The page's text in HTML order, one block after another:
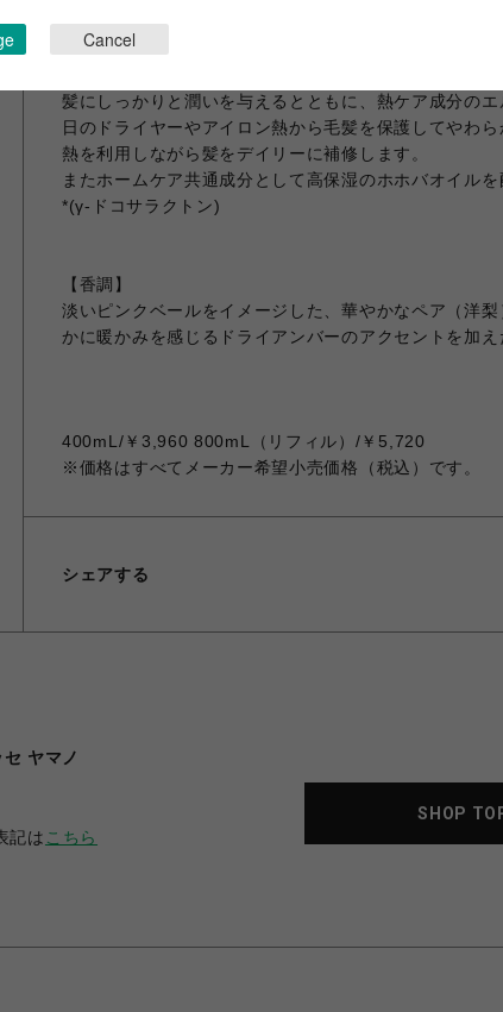
●熱を利用して毛髪ケア
髪にしっかりと潤いを与えるとともに、熱ケア成分の
日のドライヤーやアイロン熱から毛髪を保護してやわら
熱を利用しながら髪をデイリーに補修します。
またホームケア共通成分として高保湿のホホバオイルを
*(γ-ドコサラクトン)
【香調】
淡いピンクベールをイメージした、華やかなペア（洋
かに暖かみを感じるドライアンバーのアクセントを加え
400mL/￥3,960 800mL（リフィル）/￥5,720
※価格はすべてメーカー希望小売価格（税込）です。
シェアする
ヤマノ
記は こちら
SHOP
Cancel